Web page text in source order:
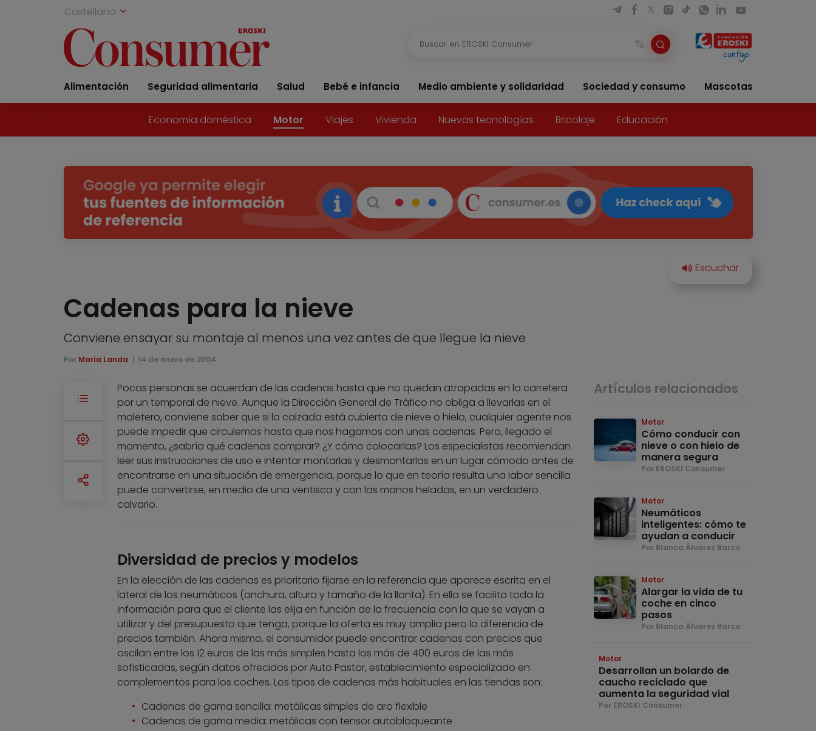
Castellano
Alimentación Seguridad alimentaria Salud Bebé e infancia Medio ambiente y solidaridad Sociedad y consumo Mascotas
Economía doméstica Motor Viajes Vivienda Nuevas tecnologías Bricolaje Educación
Cadenas para la nieve
Conviene ensayar su montaje al menos una vez antes de que llegue la nieve
Por María Landa 14 de enero de 2004
Pocas personas se acuerdan de las cadenas hasta que no quedan atrapadas en la carretera
por un temporal de nieve. Aunque la Dirección General de Tráfico no obliga a llevarlas en el
maletero, conviene saber que si la calzada está cubierta de nieve o hielo, cualquier agente nos
puede impedir que circulemos hasta que nos hagamos con unas cadenas. Pero, llegado el
momento, ¿sabría qué cadenas comprar? ¿Y cómo colocarlas? Los especialistas recomiendan
leer sus instrucciones de uso e intentar montarlas y desmontarlas en un lugar cómodo antes de
encontrarse en una situación de emergencia, porque lo que en teoría resulta una labor sencilla
puede convertirse, en medio de una ventisca y con las manos heladas, en un verdadero
calvario.
Diversidad de precios y modelos
En la elección de las cadenas es prioritario fijarse en la referencia que aparece escrita en el
lateral de los neumáticos (anchura, altura y tamaño de la llanta). En ella se facilita toda la
información para que el cliente las elija en función de la frecuencia con la que se vayan a
utilizar y del presupuesto que tenga, porque la oferta es muy amplia pero la diferencia de
precios también. Ahora mismo, el consumidor puede encontrar cadenas con precios que
oscilan entre los 12 euros de las más simples hasta los más de 400 euros de las más
sofisticadas, según datos ofrecidos por Auto Pastor, establecimiento especializado en
complementos para los coches. Los tipos de cadenas más habituales en las tiendas son:
Cadenas de gama sencilla: metálicas simples de aro flexible
Cadenas de gama media: metálicas con tensor autobloqueante
Artículos relacionados
Motor
Cómo conducir con
nieve o con hielo de
manera segura
Por EROSKI Consumer
Motor
Neumáticos
inteligentes: cómo te
ayudan a conducir
Por Blanca Álvarez Barco
Motor
Alargar la vida de tu
coche en cinco
pasos
Por Blanca Álvarez Barco
Motor
Desarrollan un bolardo de
caucho reciclado que
aumenta la seguridad vial
Por EROSKI Consumer